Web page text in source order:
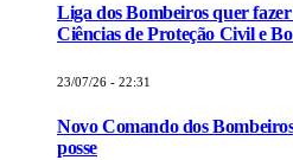
Liga dos Bombeiros quer
Ciências de Proteção Civil e
23/07/26 - 22:31
Novo Comando dos
posse